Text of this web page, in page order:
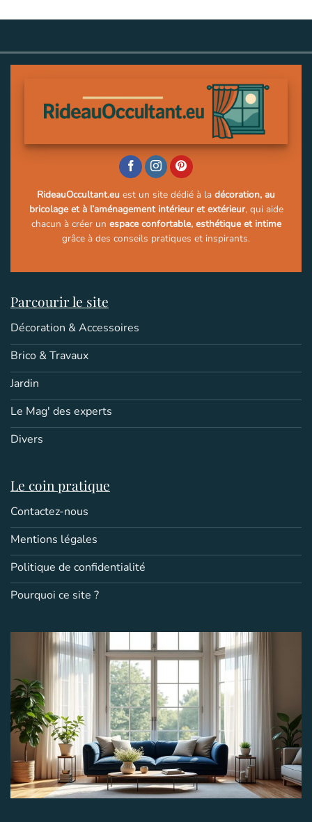
RideauOccultant.eu est un site dédié à la décoration, au
bricolage et à l’aménagement intérieur et extérieur, qui aide
chacun à créer un espace confortable, esthétique et intime
grâce à des conseils pratiques et inspirants.
Parcourir le site
Décoration & Accessoires
Brico & Travaux
Jardin
Le Mag' des experts
Divers
Le coin pratique
Contactez-nous
Mentions légales
Politique de confidentialité
Pourquoi ce site ?